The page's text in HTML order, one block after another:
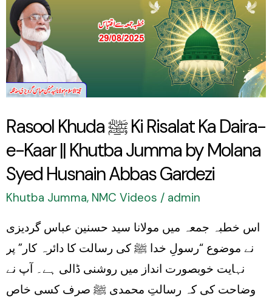
Rasool Khuda ﷺ Ki Risalat Ka Daira-
e-Kaar || Khutba Jumma by Molana
Syed Husnain Abbas Gardezi
Khutba Jumma, NMC Videos / admin
اس خطبہ جمعہ میں مولانا سید حسنین عباس گردیزی
نے موضوع “رسولِ خدا ﷺ کی رسالت کا دائرہ کار” پر
نہایت خوبصورت انداز میں روشنی ڈالی ہے۔ آپ نے
وضاحت کی کہ رسالتِ محمدی ﷺ صرف کسی خاص
Ki
Risalat
Ka
Daira-
Kaar
||
Khutba
Jumma
Molana
Syed
Husnain
Abbas